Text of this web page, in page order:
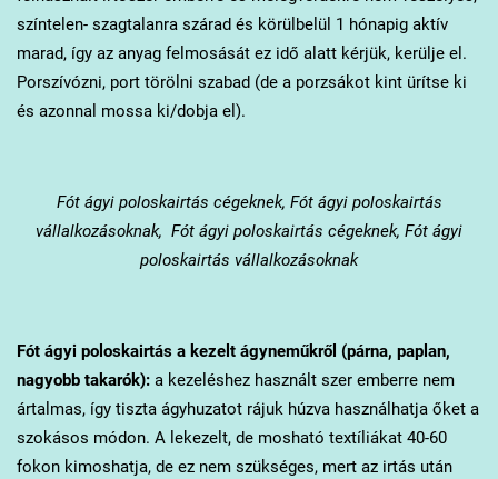
színtelen- szagtalanra szárad és körülbelül 1 hónapig aktív
marad, így az anyag felmosását ez idő alatt kérjük, kerülje el.
Porszívózni, port törölni szabad (de a porzsákot kint ürítse ki
és azonnal mossa ki/dobja el).
Fótágyi poloskairtás cégeknek, Fót ágyi poloskairtás
vállalkozásoknak, Fót ágyi poloskairtás cégeknek, Fót ágyi
poloskairtás vállalkozásoknak
Fótágyi poloskairtás a kezelt ágyneműkről (párna, paplan,
nagyobb takarók):a kezeléshez használt szer emberre nem
ártalmas, így tiszta ágyhuzatot rájuk húzva használhatja őket a
szokásos módon. A lekezelt, de mosható textíliákat 40-60
fokon kimoshatja, de ez nem szükséges, mert az irtás után